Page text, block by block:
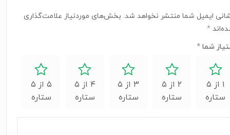
ایمیل شما منتشر نخواهد شد. بخش‌های موردنیاز علامت‌گذاری
*
شما *
۱ از ۵
ستاره
۲ از ۵
ستاره
۳ از ۵
ستاره
۴ از ۵
ستاره
۵ از ۵
ستاره